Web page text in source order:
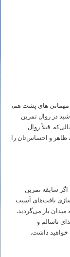
مهمانی های پشت هم،
در روال تمرین
قبلاً روال
ظاهر و احساس‌تان را
سابقه تمرین
بافت‌های آسیب
میدان باز می‌گردید.
ناسالم و
خواهید داشت.